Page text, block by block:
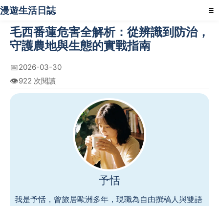
漫遊生活日誌 ☰
毛西番蓮危害全解析：從辨識到防治，
守護農地與生態的實戰指南
📅2026-03-30
👁️922 次閱讀
予恬
我是予恬，曾旅居歐洲多年，現職為自由撰稿人與雙語